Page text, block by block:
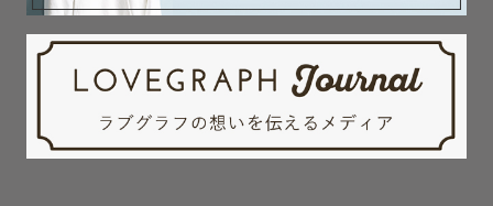
動物看護師として日々さまざまな動物とご家族と接してき
たからこそ
「今を大切にすること」「今を形に残すこと」の大切さを
実感する機会がたくさんありました。
また動物とその家族に寄り添える動物看護師であることを